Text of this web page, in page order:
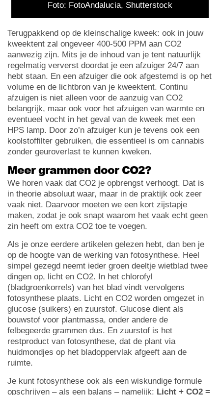
Foto: FotoAndalucia, Shutterstock
Terugpakkend op de kleinschalige kweek: ook in jouw
kweektent zal ongeveer 400-500 PPM aan CO2
aanwezig zijn. Mits je de inhoud van je tent natuurlijk
regelmatig ververst doordat je een afzuiger 24/7 aan
hebt staan. En een afzuiger die ook afgestemd is op het
volume en de lichtbron van je kweektent. Continu
afzuigen is niet alleen voor de aanzuig van CO2
belangrijk, maar ook voor het afzuigen van warmte en
eventueel vocht in het geval van de kweek met een
HPS lamp. Door zo’n afzuiger kun je tevens ook een
koolstoffilter gebruiken, die essentieel is om cannabis
zonder geuroverlast te kunnen kweken.
Meer grammen door CO2?
We horen vaak dat CO2 je opbrengst verhoogt. Dat is
in theorie absoluut waar, maar in de praktijk ook zeer
vaak niet. Daarvoor moeten we een kort zijstapje
maken, zodat je ook snapt waarom het vaak echt geen
zin heeft om extra CO2 toe te voegen.
Als je onze eerdere artikelen gelezen hebt, dan ben je
op de hoogte van de werking van fotosynthese. Heel
simpel gezegd neemt ieder groen deeltje wietblad twee
dingen op, licht en CO2. In het chlorofyl
(bladgroenkorrels) van het blad vindt vervolgens
fotosynthese plaats. Licht en CO2 worden omgezet in
glucose (suikers) en zuurstof. Glucose dient als
bouwstof voor plantmassa, onder andere de
felbegeerde grammen dus. En zuurstof is het
restproduct van fotosynthese, dat de plant via
huidmondjes op het bladoppervlak afgeeft aan de
ruimte.
Je kunt fotosynthese ook als een wiskundige formule
opschrijven – als een balans – namelijk: Licht + CO2 =